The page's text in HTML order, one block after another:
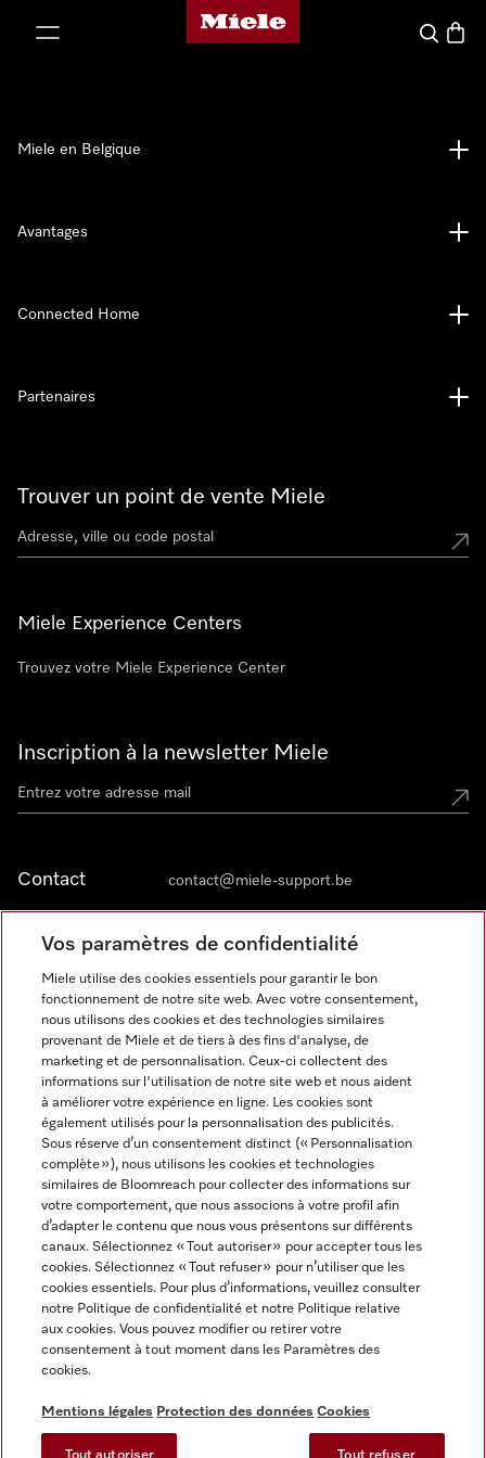
Page d'accueil de Miele
Search
Trouver un point de vente Miele
Miele Experience Centers
Trouvez votre Miele Experience Center
Inscription à la newsletter Miele
Contact contact@miele-support.be
Langue
FRANÇAIS
Miele en Belgique
Avantages
Connected Home
Partenaires
Informations légales
CGV
Protection des données
Conditions d’utilisation
Digital Services Act
Miele sur Facebook
Miele sur Youtube
Miele sur Instagram
Miele sur Pinterest
Vos paramètres de confidentialité
Miele utilise des cookies essentiels pour garantir le bon
fonctionnement de notre site web. Avec votre consentement,
nous utilisons des cookies et des technologies similaires
provenant de Miele et de tiers à des fins d'analyse, de
marketing et de personnalisation. Ceux-ci collectent des
informations sur l'utilisation de notre site web et nous aident
à améliorer votre expérience en ligne. Les cookies sont
également utilisés pour la personnalisation des publicités.
Sous réserve d’un consentement distinct (« Personnalisation
complète »), nous utilisons les cookies et technologies
similaires de Bloomreach pour collecter des informations sur
votre comportement, que nous associons à votre profil afin
d’adapter le contenu que nous vous présentons sur différents
canaux. Sélectionnez « Tout autoriser » pour accepter tous les
cookies. Sélectionnez « Tout refuser » pour n’utiliser que les
cookies essentiels. Pour plus d’informations, veuillez consulter
notre Politique de confidentialité et notre Politique relative
aux cookies. Vous pouvez modifier ou retirer votre
consentement à tout moment dans les Paramètres des
cookies.
Mentions légales Protection des données Cookies